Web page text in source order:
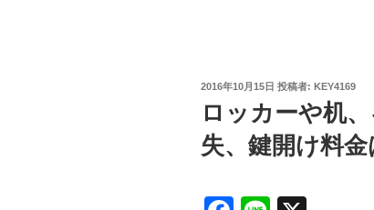
投
2016年10月15日 投稿者: KEY4169
ロッカーや机
失、鍵開け料